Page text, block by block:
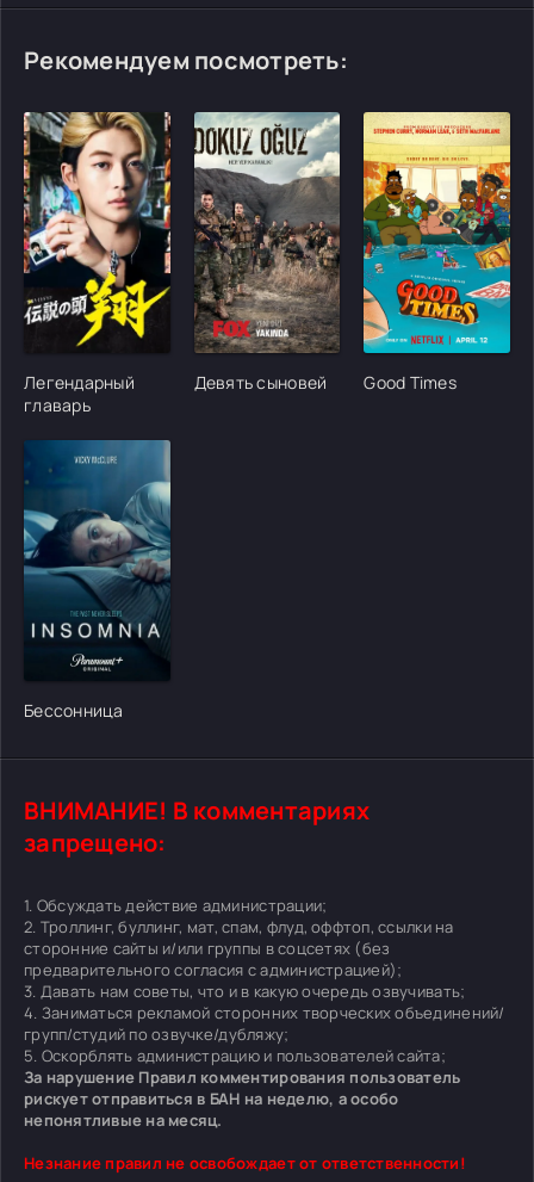
Рекомендуем посмотреть:
[/xfgiven_cvh_poster_urlcvh_poster_url]
Легендарный
главарь
[/xfgiven_cvh_poster_urlcvh_poster_url]
Девять сыновей
[/
Good Times
[/xfgiven_cvh_poster_urlcvh_poster_url]
Бессонница
ВНИМАНИЕ! В комментариях
запрещено:
1. Обсуждать действие администрации;
2. Троллинг, буллинг, мат, спам, флуд, оффтоп, ссылки на
сторонние сайты и/или группы в соцсетях (без
предварительного согласия с администрацией);
3. Давать нам советы, что и в какую очередь озвучивать;
4. Заниматься рекламой сторонних творческих объединений/
групп/студий по озвучке/дубляжу;
5. Оскорблять администрацию и пользователей сайта;
За нарушение Правил комментирования пользователь
рискует отправиться в БАН на неделю, а особо
непонятливые на месяц.
Незнание правил не освобождает от ответственности!